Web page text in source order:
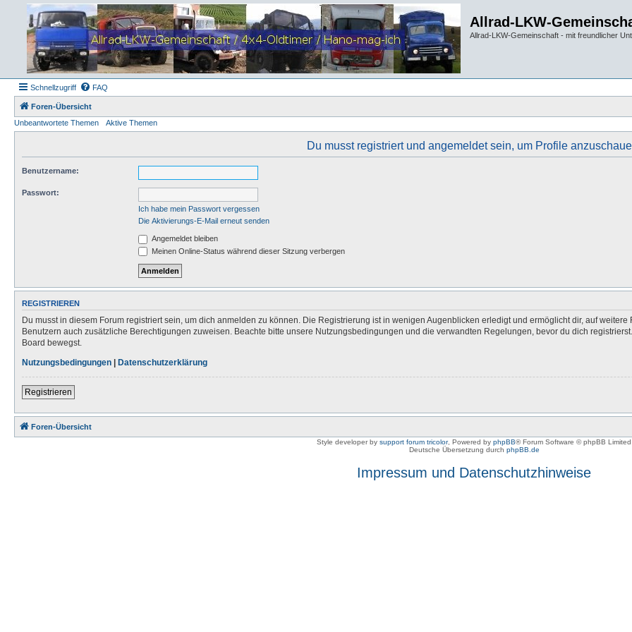
Allrad-LKW-
Allrad-LKW-Gemeinschaft - mit freundlicher
Schnellzugriff FAQ
Foren-Übersicht
Unbeantwortete Themen
Aktive Themen
Du musst registriert und angemeldet sein, um Profile
Benutzername:
Passwort:
Ich habe mein Passwort vergessen
Die Aktivierungs-E-Mail erneut senden
Angemeldet bleiben
Meinen Online-Status während dieser Sitzung verbergen
REGISTRIEREN
Du musst in diesem Forum registriert sein, um dich anmelden zu können. Die Registrierung ist in wenigen Augenblicken erledigt und ermöglicht dir, auf
Benutzern auch zusätzliche Berechtigungen zuweisen. Beachte bitte unsere Nutzungsbedingungen und die verwandten Regelungen, bevor du dich
Board bewegst.
Nutzungsbedingungen | Datenschutzerklärung
Registrieren
Foren-Übersicht
Style developer by support forum tricolor, Powered by phpBB® Forum Software © phpBB Limited
Deutsche Übersetzung durch phpBB.de
Impressum und Datenschutzhinweise